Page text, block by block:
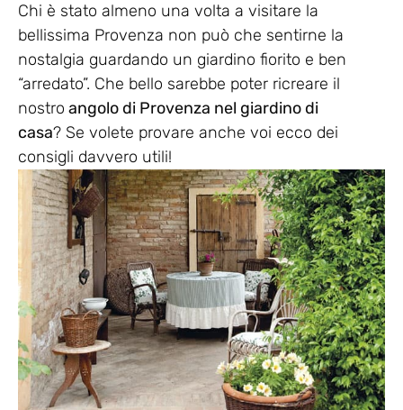
Chi è stato almeno una volta a visitare la
bellissima Provenza non può che sentirne la
nostalgia guardando un giardino fiorito e ben
“arredato”. Che bello sarebbe poter ricreare il
nostro angolo di Provenza nel giardino di
casa? Se volete provare anche voi ecco dei
consigli davvero utili!